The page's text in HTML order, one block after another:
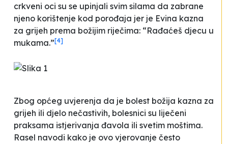
crkveni oci su se upinjali svim silama da zabrane
njeno korištenje kod porođaja jer je Evina kazna
za grijeh prema božijim riječima: “Rađaćeš djecu u
mukama.”[4]
Zbog općeg uvjerenja da je bolest božija kazna za
grijeh ili djelo nečastivih, bolesnici su liječeni
praksama istjerivanja đavola ili svetim moštima.
Rasel navodi kako je ovo vjerovanje često